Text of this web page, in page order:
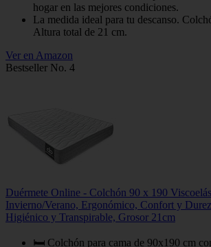
hogar en las mejores condiciones.
La medida ideal para tu descanso.
Altura total de 21 cm.
Ver en Amazon
Bestseller No. 4
Duérmete Online - Colchón 90 x 190
Invierno/Verano, Ergonómico, Confort y
Higiénico y Transpirable, Grosor 21cm
🛏️ Colchón para cama de 90x190 cm